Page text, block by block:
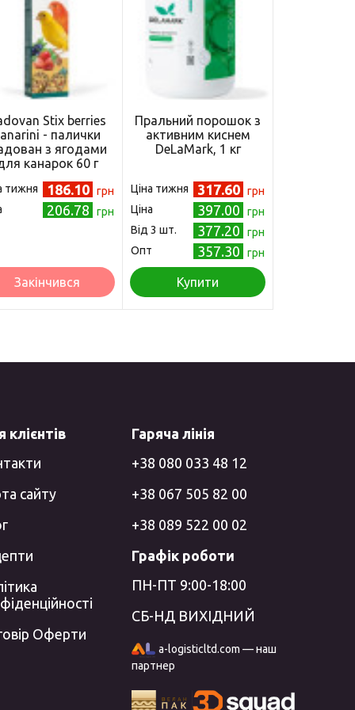
Stix berries
- палички
з ягодами
канарок 60 г
тижня 186.10 грн
206.78 грн
Закінчився
Пральний порошок з
активним киснем
DeLaMark, 1 кг
Ціна тижня 317.60 грн
Ціна
397.00
грн
Від 3 шт.
377.20
грн
Опт
357.30 грн
Купити
клієнтів
сайту
Оферти
Гаряча лінія
+38 080 033 48 12
+38 067 505 82 00
+38 089 522 00 02
Графік роботи
ПН-ПТ 9:00-18:00
СБ-НД ВИХІДНИЙ
a-logisticltd.com — наш
партнер